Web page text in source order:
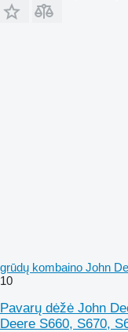
grūdų kombaino John
10
Pavarų dėžė John
Deere S660, S670,